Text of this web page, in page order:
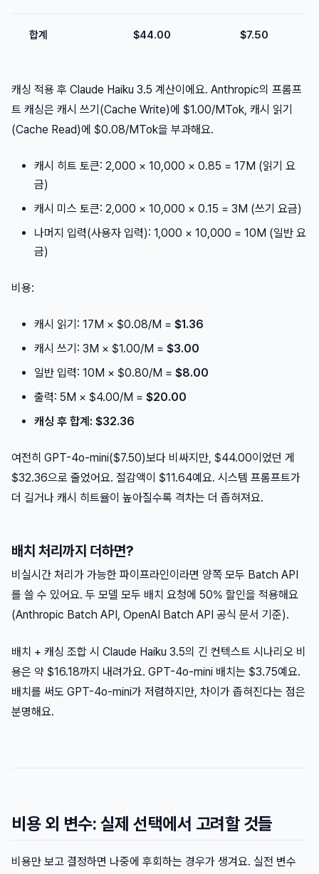
합계 $44.00 $7.50
캐싱 적용 후 Claude Haiku 3.5 계산이에요. Anthropic의 프롬프
트 캐싱은 캐시 쓰기(Cache Write)에 $1.00/MTok, 캐시 읽기
(Cache Read)에 $0.08/MTok을 부과해요.
캐시 히트 토큰: 2,000 × 10,000 × 0.85 = 17M (읽기 요
금)
캐시 미스 토큰: 2,000 × 10,000 × 0.15 = 3M (쓰기 요금)
나머지 입력(사용자 입력): 1,000 × 10,000 = 10M (일반 요
금)
비용:
캐시 읽기: 17M × $0.08/M = $1.36
캐시 쓰기: 3M × $1.00/M = $3.00
일반 입력: 10M × $0.80/M = $8.00
출력: 5M × $4.00/M = $20.00
캐싱 후 합계: $32.36
여전히 GPT-4o-mini($7.50)보다 비싸지만, $44.00이었던 게
$32.36으로 줄었어요. 절감액이 $11.64예요. 시스템 프롬프트가
더 길거나 캐시 히트율이 높아질수록 격차는 더 좁혀져요.
배치 처리까지 더하면?
비실시간 처리가 가능한 파이프라인이라면 양쪽 모두 Batch API
를 쓸 수 있어요. 두 모델 모두 배치 요청에 50% 할인을 적용해요
(Anthropic Batch API, OpenAI Batch API 공식 문서 기준).
배치 + 캐싱 조합 시 Claude Haiku 3.5의 긴 컨텍스트 시나리오 비
용은 약 $16.18까지 내려가요. GPT-4o-mini 배치는 $3.75예요.
배치를 써도 GPT-4o-mini가 저렴하지만, 차이가 좁혀진다는 점은
분명해요.
비용 외 변수: 실제 선택에서 고려할 것들
비용만 보고 결정하면 나중에 후회하는 경우가 생겨요. 실전 변수